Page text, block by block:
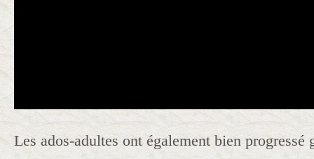
Les ados-adultes ont également bien progressé